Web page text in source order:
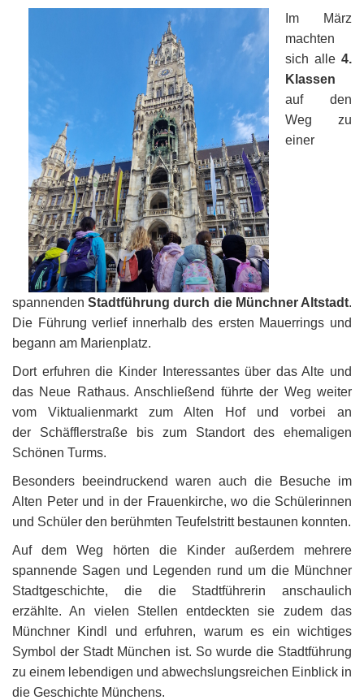
Im März
machten
sich alle 4.
Klassen
auf den
Weg zu
einer
spannendenStadtführung durch die Münchner Altstadt.
Die Führung verlief innerhalb des ersten Mauerrings und
begann am Marienplatz.
Dort erfuhren die Kinder Interessantes über das Alte und
das Neue Rathaus. Anschließend führte der Weg weiter
vom Viktualienmarkt zum Alten Hof und vorbei an
der Schäfflerstraße bis zum Standort des ehemaligen
Schönen Turms.
Besonders beeindruckend waren auch die Besuche im
Alten Peter und in der Frauenkirche, wo die Schülerinnen
und Schüler den berühmten Teufelstritt bestaunen konnten.
Auf dem Weg hörten die Kinder außerdem mehrere
spannende Sagen und Legenden rund um die Münchner
Stadtgeschichte, die die Stadtführerin anschaulich
erzählte. An vielen Stellen entdeckten sie zudem das
Münchner Kindl und erfuhren, warum es ein wichtiges
Symbol der Stadt München ist. So wurde die Stadtführung
zu einem lebendigen und abwechslungsreichen Einblick in
die Geschichte Münchens.